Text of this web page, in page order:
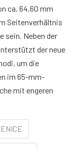
ca. 64,60 mm
Seitenverhältnis
sein. Neben der
der neue
um die
im 65-mm-
mit engeren